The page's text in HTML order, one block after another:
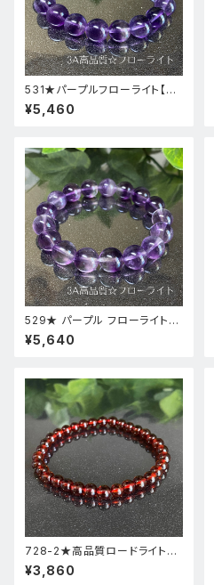
531★パープルフローライト【高
品質・高透明度】天然石パワース
トーンブレスレット新品
¥5,460
529★ パープル フローライト【
高品質 ・ 高透明度 】天然石 パ
ワーストーン ブレスレット 新品
¥5,640
728-2★高品質ロードライトガ
ーネット★天然石ブレスレットパ
ワーストーン新品
¥3,860